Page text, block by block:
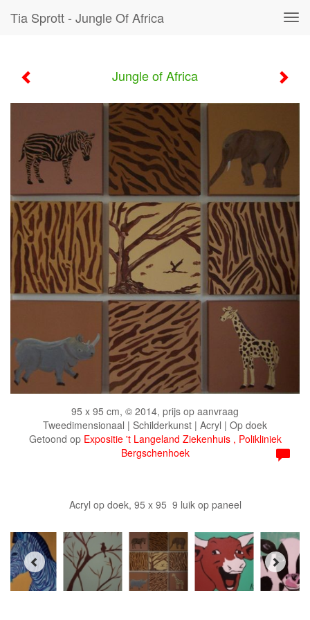
Tia Sprott - Jungle Of Africa
Jungle of Africa
95 x 95 cm, © 2014, prijs op aanvraag
Tweedimensionaal | Schilderkunst | Acryl | Op doek
Getoond op Expositie 't Langeland Ziekenhuis , Polikliniek
Bergschenhoek
Acryl op doek, 95 x 95 9 luik op paneel